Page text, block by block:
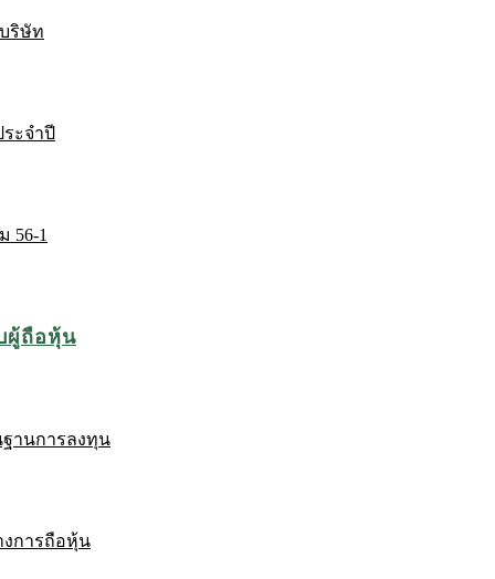
ริษัท
ะจำปี
56-1
ผู้ถือหุ้น
านการลงทุน
งการถือหุ้น